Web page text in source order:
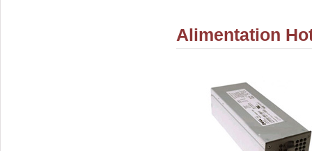
Alimentation